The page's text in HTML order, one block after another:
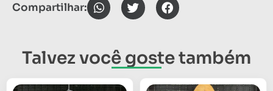
Compartilhar:
Talvez você goste também